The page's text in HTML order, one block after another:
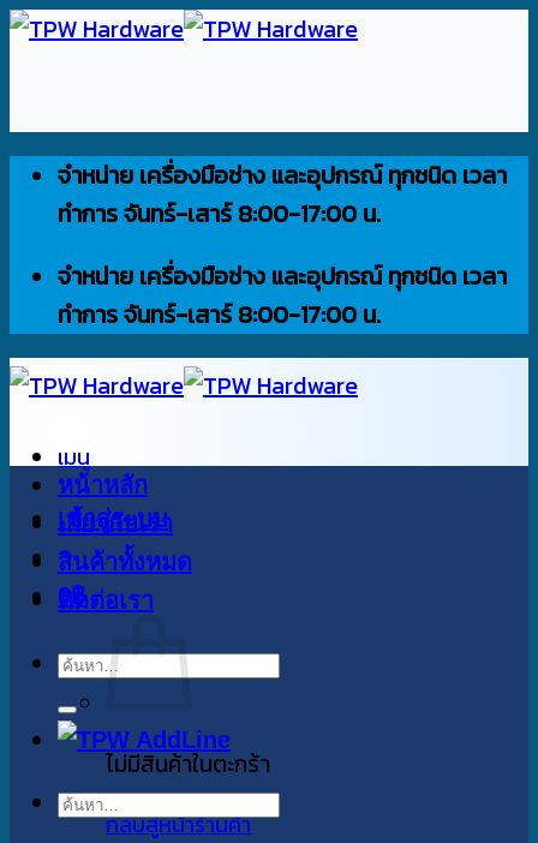
ข้าม
เนื้อหา
จำหน่าย เครื่องมือช่าง และอุปกรณ์ ทุกชนิด เวลา
ทำการ จันทร์-เสาร์ 8:00-17:00 น.
จำหน่าย เครื่องมือช่าง และอุปกรณ์ ทุกชนิด เวลา
ทำการ จันทร์-เสาร์ 8:00-17:00 น.
เมนู
เข้าสู่ระบบ
0฿
ไม่มีสินค้าในตะกร้า
กลับสู่หน้าร้านค้า
หน้าหลัก
เกี่ยวกับเรา
สินค้าทั้งหมด
ติดต่อเรา
ค้นหา:
ค้นหา: